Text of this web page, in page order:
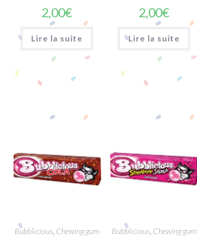
2,00€
Lire la suite
2,00€
Lire la suite
Bubblicious Chewing gum Bubblicious Chewing gum